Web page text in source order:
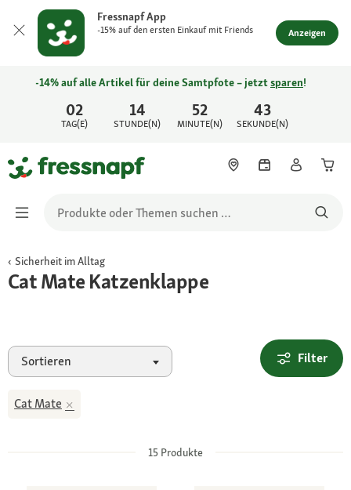
Fressnapf App
-15% auf den ersten Einkauf mit Friends Anzeigen
02
TAG(E)
14
STUNDE(N)
52
MINUTE(N)
43
SEKUNDE(N)
-14% auf alle Artikel für deine Samtpfote – jetztsparen!
Sicherheit im Alltag
Cat Mate Katzenklappe
Sortieren Filter
Cat Mate
15 Produkte